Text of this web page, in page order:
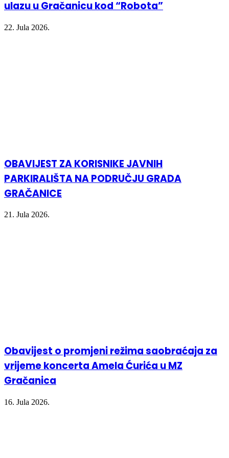
ulazu u Gračanicu kod “Robota”
22. Jula 2026.
OBAVIJEST ZA KORISNIKE JAVNIH
PARKIRALIŠTA NA PODRUČJU GRADA
GRAČANICE
21. Jula 2026.
Obavijest o promjeni režima saobraćaja za
vrijeme koncerta Amela Ćurića u MZ
Gračanica
16. Jula 2026.